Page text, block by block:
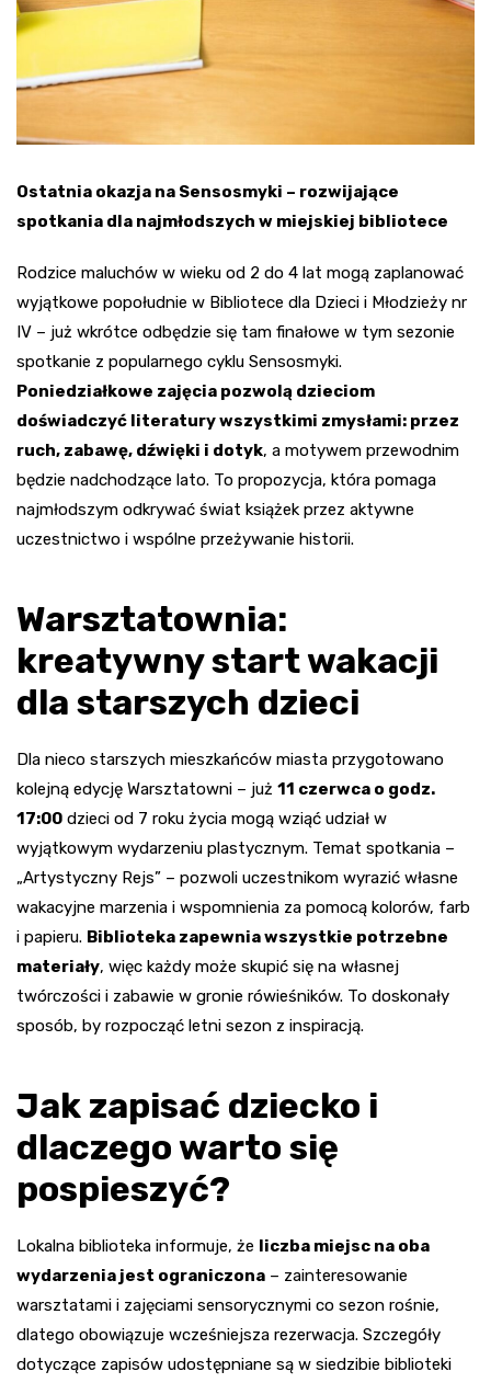
Ostatnia okazja na Sensosmyki – rozwijające
spotkania dla najmłodszych w miejskiej bibliotece
Rodzice maluchów w wieku od 2 do 4 lat mogą zaplanować
wyjątkowe popołudnie w Bibliotece dla Dzieci i Młodzieży nr
IV – już wkrótce odbędzie się tam finałowe w tym sezonie
spotkanie z popularnego cyklu Sensosmyki.
Poniedziałkowe zajęcia pozwolą dzieciom
doświadczyć literatury wszystkimi zmysłami: przez
ruch, zabawę, dźwięki i dotyk, a motywem przewodnim
będzie nadchodzące lato. To propozycja, która pomaga
najmłodszym odkrywać świat książek przez aktywne
uczestnictwo i wspólne przeżywanie historii.
Warsztatownia:
kreatywny start wakacji
dla starszych dzieci
Dla nieco starszych mieszkańców miasta przygotowano
kolejną edycję Warsztatowni – już 11 czerwca o godz.
17:00 dzieci od 7 roku życia mogą wziąć udział w
wyjątkowym wydarzeniu plastycznym. Temat spotkania –
„Artystyczny Rejs” – pozwoli uczestnikom wyrazić własne
wakacyjne marzenia i wspomnienia za pomocą kolorów, farb
i papieru. Biblioteka zapewnia wszystkie potrzebne
materiały, więc każdy może skupić się na własnej
twórczości i zabawie w gronie rówieśników. To doskonały
sposób, by rozpocząć letni sezon z inspiracją.
Jak zapisać dziecko i
dlaczego warto się
pospieszyć?
Lokalna biblioteka informuje, że liczba miejsc na oba
wydarzenia jest ograniczona – zainteresowanie
warsztatami i zajęciami sensorycznymi co sezon rośnie,
dlatego obowiązuje wcześniejsza rezerwacja. Szczegóły
dotyczące zapisów udostępniane są w siedzibie biblioteki